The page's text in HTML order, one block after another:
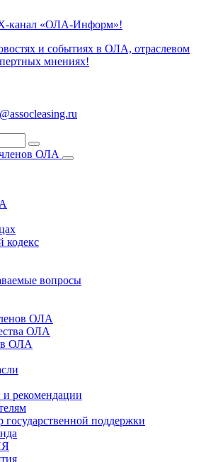
канал «ОЛА-Информ»!
и событиях в ОЛА, отраслевом
мнениях!
ОЛА
кодекс
вопросы
ОЛА
ОЛА
в ОЛА
рекомендации
государственной поддержки